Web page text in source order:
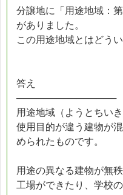
分譲地に「用途地域：
がありました。
この用途地域とはどう
答え
───────────────
用途地域（ようとちい
使用目的が違う建物が
められたものです。
用途の異なる建物が無
工場ができたり、学校